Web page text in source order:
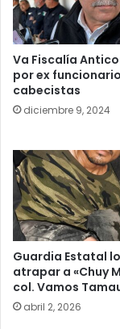
Va Fiscalía
por ex
cabecistas
diciembre 9, 2024
Guardia Estatal
atrapar a «Chuy
col. Vamos
abril 2, 2026